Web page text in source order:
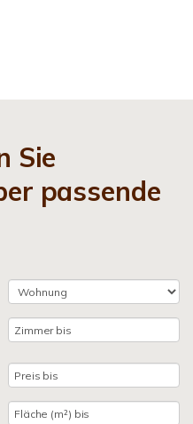
Sie
passende